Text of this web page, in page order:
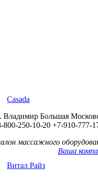
Casada
Владимир Большая
800-250-10-20 +7-910-777-
массажного
Ваша
Витал Райз